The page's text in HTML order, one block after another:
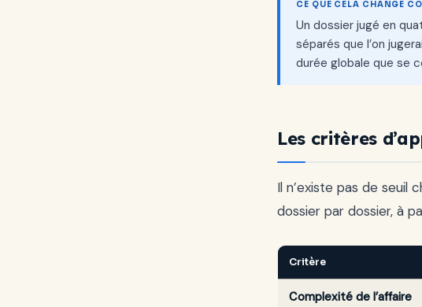
CE QUE CELA CHANGE
Un dossier jugé en
séparés que l’on
durée globale que se
Les critères
Il n’existe pas de seuil
dossier par dossier, à
Critère
Complexité de l’affaire